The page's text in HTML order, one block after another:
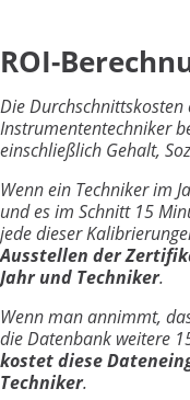
ROI-
Die
Instrumententechniker
einschließlich Gehalt,
Wenn ein Techniker im
und es im Schnitt 15
jede dieser
Ausstellen der
Jahr und Techniker.
Wenn man annimmt,
die Datenbank weitere
kostet diese
Techniker.